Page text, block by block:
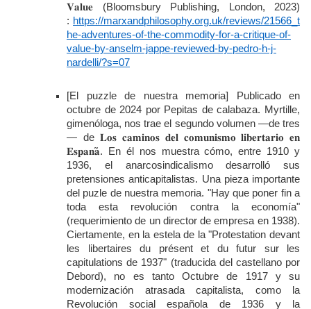
𝐕𝐚𝐥𝐮𝐞 (Bloomsbury Publishing, London, 2023)
: https://marxandphilosophy.org.uk/reviews/21566_t
he-adventures-of-the-commodity-for-a-critique-of-
value-by-anselm-jappe-reviewed-by-pedro-h-j-
nardelli/?s=07
[El puzzle de nuestra memoria] Publicado en
octubre de 2024 por Pepitas de calabaza. Myrtille,
gimenóloga, nos trae el segundo volumen —de tres
— de𝐋𝐨𝐬 𝐜𝐚𝐦𝐢𝐧𝐨𝐬 𝐝𝐞𝐥 𝐜𝐨𝐦𝐮𝐧𝐢𝐬𝐦𝐨 𝐥𝐢𝐛𝐞𝐫𝐭𝐚𝐫𝐢𝐨 𝐞𝐧
𝐄𝐬𝐩𝐚𝐧𝐚.
En él nos muestra cómo, entre 1910 y
1936, el anarcosindicalismo desarrolló sus
pretensiones anticapitalistas. Una pieza importante
del puzle de nuestra memoria. "Hay que poner fin a
toda esta revolución contra la economía"
(requerimiento de un director de empresa en 1938).
Ciertamente, en la estela de la "Protestation devant
les libertaires du présent et du futur sur les
capitulations de 1937" (traducida del castellano por
Debord), no es tanto Octubre de 1917 y su
modernización atrasada capitalista, como la
Revolución social española de 1936 y la